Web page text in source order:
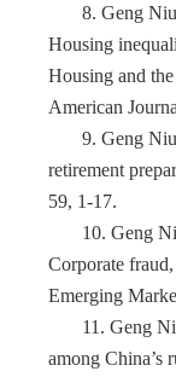
8. Geng
Housing
Housing and
American
9. Geng
retirement
59, 1-17.
10. Geng
Corporate
Emerging
11. Geng
among China’s